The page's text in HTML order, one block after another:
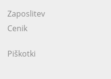
Zaposlitev
Cenik
Piškotki